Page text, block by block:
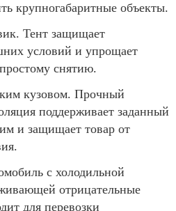
крупногабаритные объекты.
Тент защищает
условий и упрощает
снятию.
кузовом. Прочный
поддерживает заданный
и защищает товар от
с холодильной
отрицательные
для перевозки